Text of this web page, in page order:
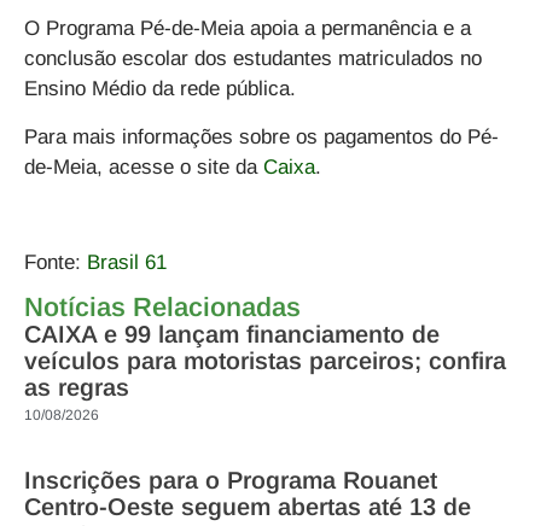
O Programa Pé-de-Meia apoia a permanência e a
conclusão escolar dos estudantes matriculados no
Ensino Médio da rede pública.
Para mais informações sobre os pagamentos do Pé-
de-Meia, acesse o site da Caixa.
Fonte: Brasil 61
Notícias Relacionadas
CAIXA e 99 lançam financiamento de
veículos para motoristas parceiros; confira
as regras
10/08/2026
Inscrições para o Programa Rouanet
Centro-Oeste seguem abertas até 13 de